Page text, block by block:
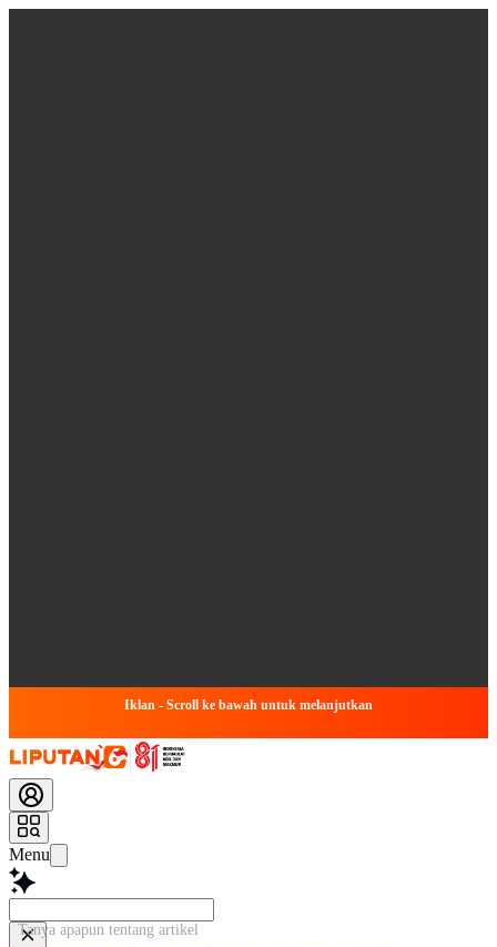
Iklan - Scroll ke bawah untuk melanjutkan
Menu
Tanya apapun tentang artikel ini...